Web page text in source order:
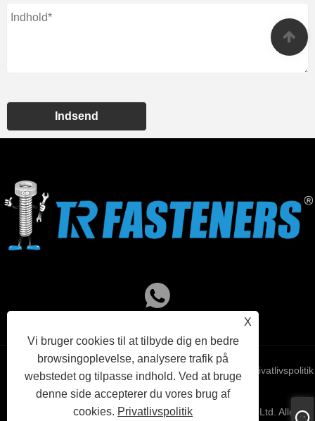
Indsend
X
Vi bruger cookies til at tilbyde dig en bedre
browsingoplevelse, analysere trafik på
webstedet og tilpasse indhold. Ved at bruge
denne side accepterer du vores brug af
cookies. Privatlivspolitik
Links Sitemap RSS XML Privatlivspolitik
Copyright © 2023 Hangzhou TR Industrial Trade Co., Ltd. Alle